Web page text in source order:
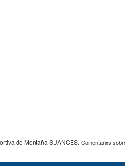
de Montaña SUANCES. Comentarios